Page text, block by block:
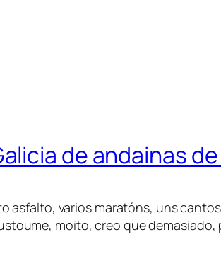
de andainas de
asfalto, varios maratóns, uns
moito, creo que